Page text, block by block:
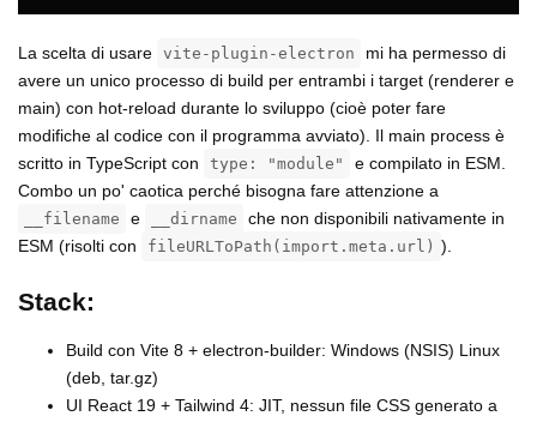
La scelta di usare vite-plugin-electron
mi ha permesso di
avere un unico processo di build per entrambi i target (renderer e
main) con hot-reload durante lo sviluppo (cioè poter fare
modifiche al codice con il programma avviato). Il main process è
scritto in TypeScript con
type: "module"
e compilato in ESM.
Combo un po' caotica perché bisogna fare attenzione a
__filename e __dirname
che non disponibili nativamente in
ESM (risolti con
fileURLToPath(import.meta.url) ).
Stack:
Build con Vite 8 + electron-builder: Windows (NSIS) Linux
(deb, tar.gz)
UI React 19 + Tailwind 4: JIT, nessun file CSS generato a